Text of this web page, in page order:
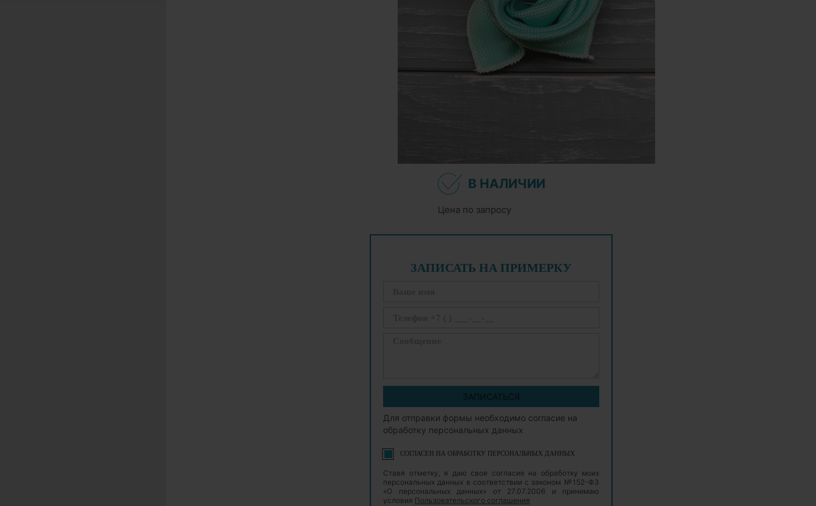
В НАЛИЧИИ
Цена по запросу
ЗАПИСАТЬ НА ПРИМЕРКУ
ЗАПИСАТЬСЯ
Для отправки формы необходимо согласие на
обработку персональных данных
СОГЛАСЕН НА ОБРАБОТКУ ПЕРСОНАЛЬНЫХ ДАННЫХ
Ставя отметку, я даю свое согласие на обработку моих
персональных данных в соответствии с законом №152-ФЗ
«О персональных данных» от 27.07.2006 и принимаю
условия Пользовательского соглашения